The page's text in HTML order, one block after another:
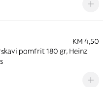
KM 4,50
pomfrit 180 gr, Heinz